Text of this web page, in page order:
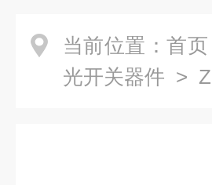
当前位置： 首页
光开关器件 >